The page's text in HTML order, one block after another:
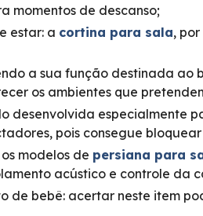
momentos de descanso;
estar: a cortina para sala,
a sua função destinada ao
os ambientes que
desenvolvida especialmente
pois consegue
modelos de persiana para
acústico e controle da
de bebê: acertar neste item